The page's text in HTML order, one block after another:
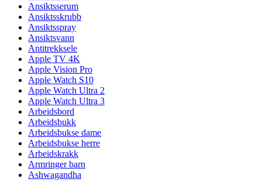
Ansiktsserum
Ansiktsskrubb
Ansiktsspray
Ansiktsvann
Antitrekksele
Apple TV 4K
Apple Vision Pro
Apple Watch S10
Apple Watch Ultra 2
Apple Watch Ultra 3
Arbeidsbord
Arbeidsbukk
Arbeidsbukse dame
Arbeidsbukse herre
Arbeidskrakk
Armringer barn
Ashwagandha